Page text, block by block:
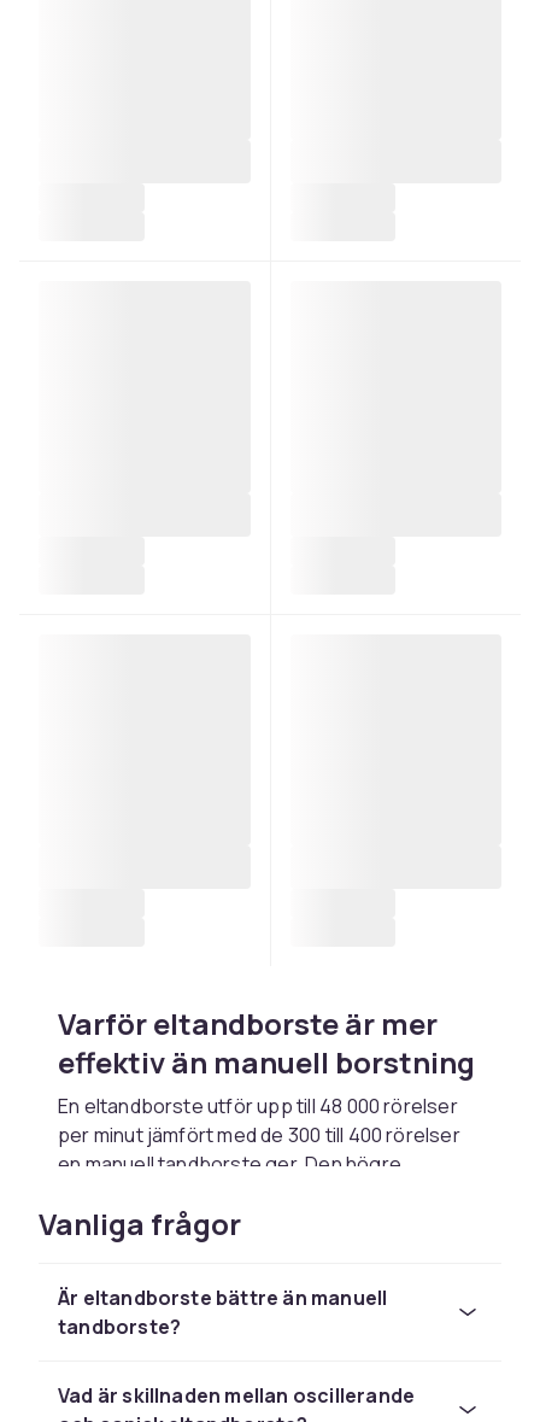
Varför eltandborste är mer
effektiv än manuell borstning
En eltandborste utför upp till 48 000 rörelser
per minut jämfört med de 300 till 400 rörelser
en manuell tandborste ger. Den högre
minskar plack mer effektivt och når in i
tandköttsfickorna och mellanrummen på ett
visar att regelbunden användning av
eltandborste minskar plack med upp till 21
än manuell borstning.
Vanliga frågor
Är eltandborste bättre än manuell
tandborste?
Vad är skillnaden mellan oscillerande